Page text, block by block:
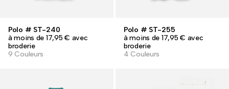
Polo # ST-240
à moins de 17,95 € avec
broderie
9 Couleurs
Polo # ST-255
à moins de 17,95 € avec
broderie
4 Couleurs